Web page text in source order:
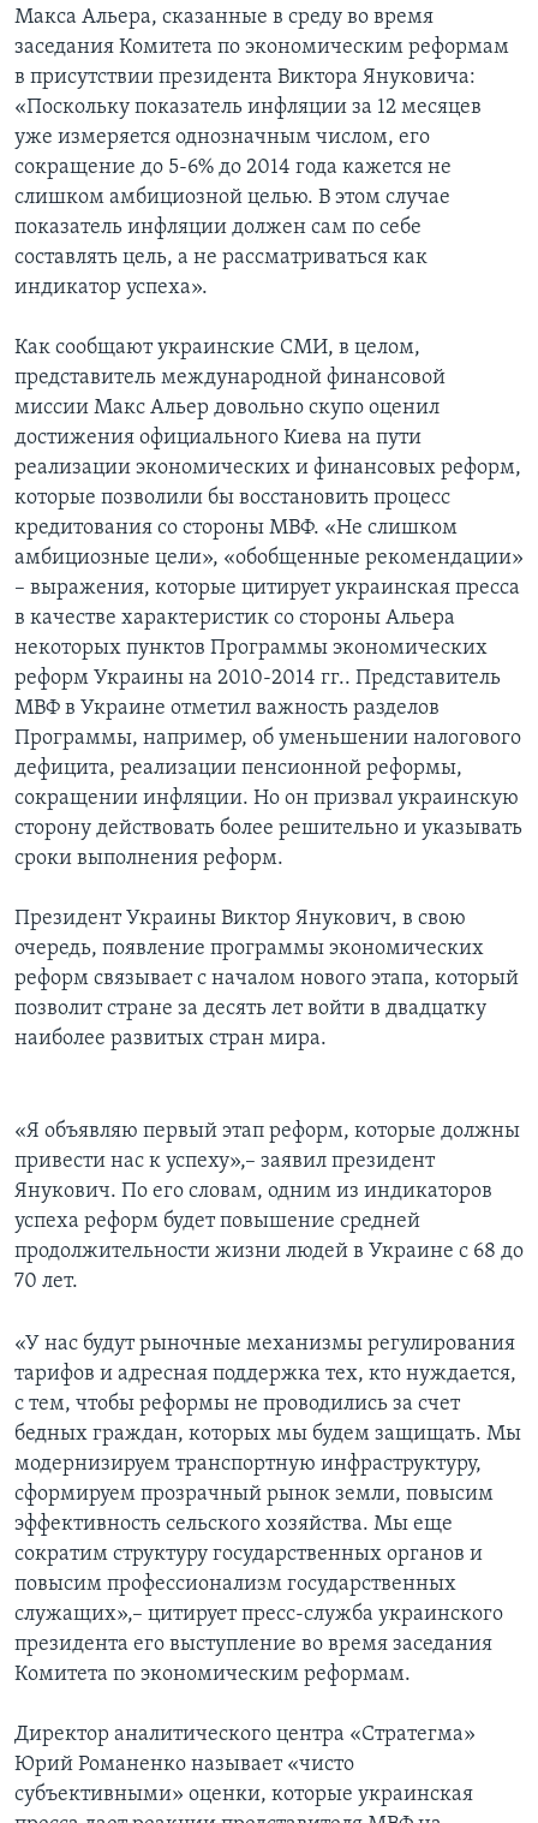
Макса Альера, сказанные в среду во время
заседания Комитета по экономическим реформам
в присутствии президента Виктора Януковича:
«Поскольку показатель инфляции за 12 месяцев
уже измеряется однозначным числом, его
сокращение до 5-6% до 2014 года кажется не
слишком амбициозной целью. В этом случае
показатель инфляции должен сам по себе
составлять цель, а не рассматриваться как
индикатор успеха».
Как сообщают украинские СМИ, в целом,
представитель международной финансовой
миссии Макс Альер довольно скупо оценил
достижения официального Киева на пути
реализации экономических и финансовых реформ,
которые позволили бы восстановить процесс
кредитования со стороны МВФ. «Не слишком
амбициозные цели», «обобщенные рекомендации»
– выражения, которые цитирует украинская пресса
в качестве характеристик со стороны Альера
некоторых пунктов Программы экономических
реформ Украины на 2010-2014 гг.. Представитель
МВФ в Украине отметил важность разделов
Программы, например, об уменьшении налогового
дефицита, реализации пенсионной реформы,
сокращении инфляции. Но он призвал украинскую
сторону действовать более решительно и указывать
сроки выполнения реформ.
Президент Украины Виктор Янукович, в свою
очередь, появление программы экономических
реформ связывает с началом нового этапа, который
позволит стране за десять лет войти в двадцатку
наиболее развитых стран мира.
«Я объявляю первый этап реформ, которые должны
привести нас к успеху»,– заявил президент
Янукович. По его словам, одним из индикаторов
успеха реформ будет повышение средней
продолжительности жизни людей в Украине с 68 до
70 лет.
«У нас будут рыночные механизмы регулирования
тарифов и адресная поддержка тех, кто нуждается,
с тем, чтобы реформы не проводились за счет
бедных граждан, которых мы будем защищать. Мы
модернизируем транспортную инфраструктуру,
сформируем прозрачный рынок земли, повысим
эффективность сельского хозяйства. Мы еще
сократим структуру государственных органов и
повысим профессионализм государственных
служащих»,– цитирует пресс-служба украинского
президента его выступление во время заседания
Комитета по экономическим реформам.
Директор аналитического центра «Стратегма»
Юрий Романенко называет «чисто
субъективными» оценки, которые украинская